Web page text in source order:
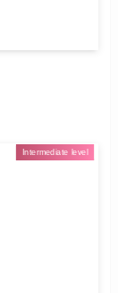
Intermediate level